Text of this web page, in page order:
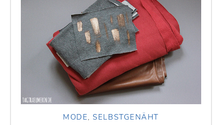
MODE, SELBSTGENÄHT